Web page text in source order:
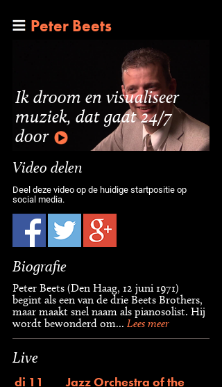
Peter Beets
Ik droom en visualiseer
muziek, dat gaat 24/7
door
Video delen
Deel deze video op de huidige startpositie op
social media.
Biografie
Peter Beets (Den Haag, 12 juni 1971)
begint als een van de drie Beets Brothers,
maar maakt snel naam als pianosolist. Hij
wordt bewonderd om... Lees meer
Live
di 11
Jazz Orchestra of the